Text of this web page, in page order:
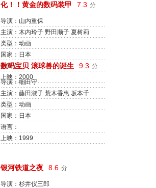
化！！黄金的数码装甲 7.3 分
导演：山内重保
主演：木内玲子 野田顺子 夏树莉
绪 远近孝一 浦和惠 荒木香惠 德光
由禾 山本泰辅 松本美和 宫原永海
类型：动画
国家：日本
语言：
上映：2000
数码宝贝 滚球兽的诞生 9.3 分
导演：细田守
主演：藤田淑子 荒木香惠 坂本千
夏 石丸博也 榊原良子 冬马由美 尾
小平志津香 菊地祥子 杉本优 永野
爱
类型：动画
国家：日本
语言：
上映：1999
银河铁道之夜 8.6 分
导演：杉井仪三郎